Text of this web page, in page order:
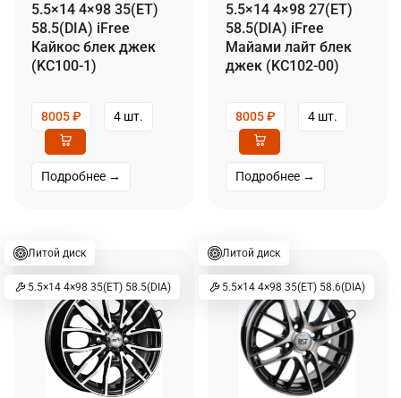
5.5×14 4×98 35(ET)
58.5(DIA) iFree
Кайкос блек джек
(KC100-1)
8005₽ 4 шт.
Подробнее →
5.5×14 4×98 27(ET)
58.5(DIA) iFree
Майами лайт блек
джек (KC102-00)
8005₽ 4 шт.
Подробнее →
Литой диск
5.5×14 4×98 35(ET) 58.5(DIA)
Литой диск
5.5×14 4×98 35(ET) 58.6(DIA)